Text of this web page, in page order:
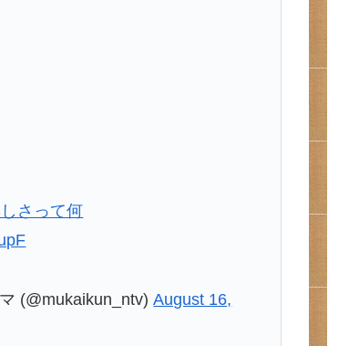
さって何
(@mukaikun_ntv)August 16,